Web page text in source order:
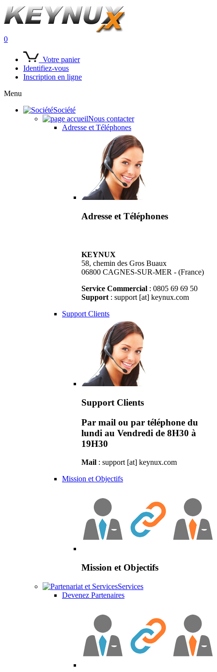
0
Votre panier
Identifiez-vous
Inscription en ligne
Menu
Société
Nous contacter
Adresse et Téléphones
Adresse et Téléphones
KEYNUX
58, chemin des Gros Buaux
06800 CAGNES-SUR-MER - (France)
Service Commercial : 0805 69 69 50
Support : support [at] keynux.com
Support Clients
Support Clients
Par mail ou par téléphone du
lundi au Vendredi de 8H30 à
19H30
Mail : support [at] keynux.com
Mission et Objectifs
Mission et Objectifs
Services
Devenez Partenaires